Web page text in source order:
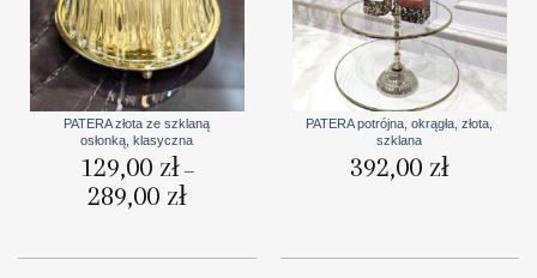
PATERA złota ze szklaną
osłonką, klasyczna
129,00 zł –
289,00 złZakres
cen:
PATERA potrójna, okrągła, złota,
szklana
392,00 zł